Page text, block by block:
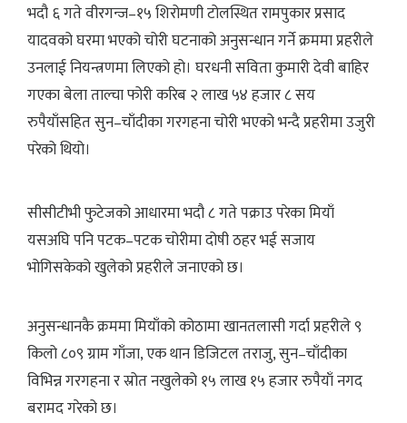
भदौ ६ गते वीरगन्ज–१५ शिरोमणी टोलस्थित रामपुकार प्रसाद
यादवको घरमा भएको चोरी घटनाको अनुसन्धान गर्ने क्रममा प्रहरीले
उनलाई नियन्त्रणमा लिएको हो। घरधनी सविता कुमारी देवी बाहिर
गएका बेला ताल्चा फोरी करिब २ लाख ५४ हजार ८ सय
रुपैयाँसहित सुन–चाँदीका गरगहना चोरी भएको भन्दै प्रहरीमा उजुरी
परेको थियो।
सीसीटीभी फुटेजको आधारमा भदौ ८ गते पक्राउ परेका मियाँ
यसअघि पनि पटक–पटक चोरीमा दोषी ठहर भई सजाय
भोगिसकेको खुलेको प्रहरीले जनाएको छ।
अनुसन्धानकै क्रममा मियाँको कोठामा खानतलासी गर्दा प्रहरीले ९
किलो ८०९ ग्राम गाँजा, एक थान डिजिटल तराजु, सुन–चाँदीका
विभिन्न गरगहना र स्रोत नखुलेको १५ लाख १५ हजार रुपैयाँ नगद
बरामद गरेको छ।